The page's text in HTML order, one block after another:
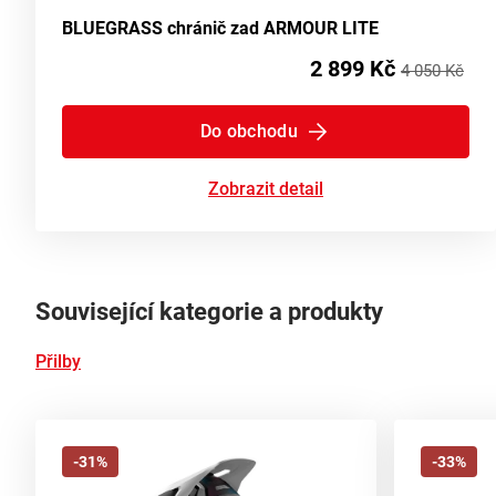
BLUEGRASS chránič zad ARMOUR LITE
2 899 Kč 4 050 Kč
Do obchodu
Zobrazit detail
Související kategorie a produkty
Přilby
-31% -33%